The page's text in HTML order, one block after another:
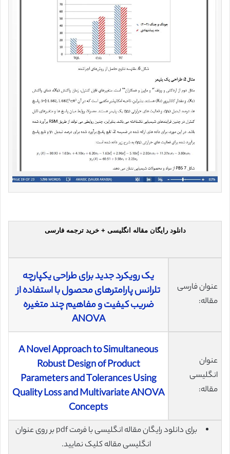
دانلود رایگان مقاله انگلیسی + خرید ترجمه فارسی
عنوان فارسی
مقاله:
یک رویکرد جدید برای طراحی یکپارچه
تلرانس پارامترهای محصول با استفاده از
ضریب کیفیت و مفاهیم چند متغیره
ANOVA
عنوان
انگلیسی
مقاله:
A Novel Approach to Simultaneous
Robust Design of Product
Parameters and Tolerances Using
Quality Loss and Multivariate ANOVA
Concepts
برای دانلود رایگان مقاله انگلیسی با فرمت pdf بر روی عنوان
انگلیسی مقاله کلیک نمایید.